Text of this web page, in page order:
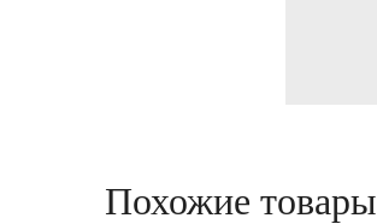
Похожие товары